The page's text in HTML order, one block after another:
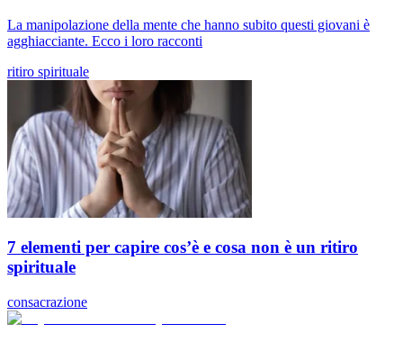
La manipolazione della mente che hanno subito questi giovani è
agghiacciante. Ecco i loro racconti
ritiro spirituale
7 elementi per capire cos’è e cosa non è un ritiro
spirituale
consacrazione